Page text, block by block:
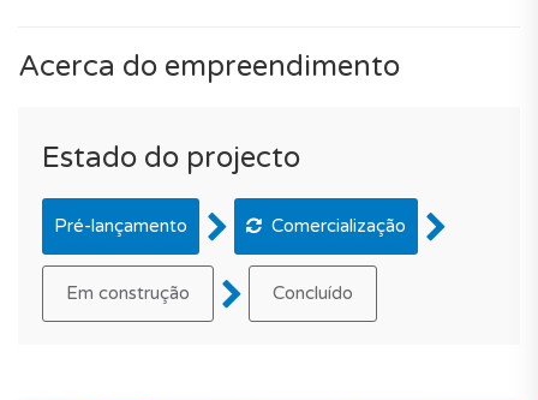
Acerca do empreendimento
Estado do projecto
Pré-lançamento Comercialização
Em construção Concluído